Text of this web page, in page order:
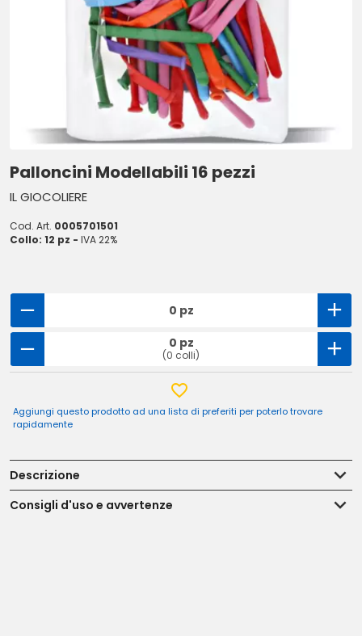
Palloncini Modellabili 16 pezzi
IL GIOCOLIERE
Cod. Art. 0005701501
Collo: 12 pz - IVA 22%
0 pz
0 pz
(0 colli)
Aggiungi questo prodotto ad una lista di preferiti per poterlo trovare
rapidamente
Descrizione
Consigli d'uso e avvertenze